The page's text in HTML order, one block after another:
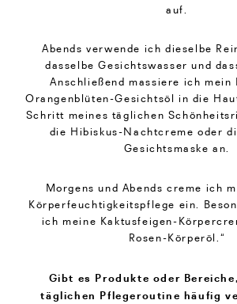
auf.
Abends verwende ich dieselbe
dasselbe Gesichtswasser und
Anschließend massiere ich mein
Orangenblüten-Gesichtsöl in die
Schritt meines täglichen
die Hibiskus-Nachtcreme oder
Gesichtsmaske an.
Morgens und Abends creme ich
Körperfeuchtigkeitspflege ein.
ich meine Kaktusfeigen-
Rosen-Körperöl.“
Gibt es Produkte oder
täglichen Pflegeroutine häufig